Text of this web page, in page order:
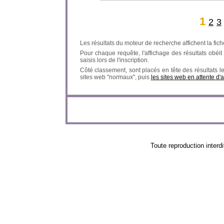
1 2 3
Les résultats du moteur de recherche affichent la
Pour chaque requête, l'affichage des résultats
saisis lors de l'inscription.
Côté classement, sont placés en tête des résultats
sites web "normaux", puis les sites web en attente
Toute reproduction